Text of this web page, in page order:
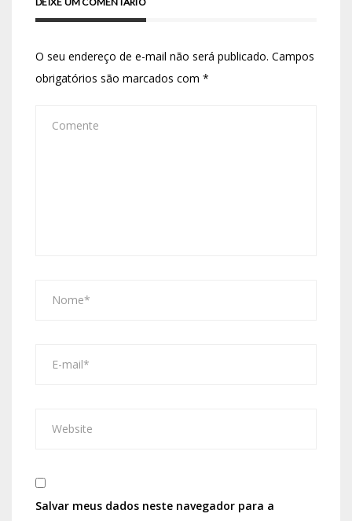
O seu endereço de e-mail não será publicado. Campos
obrigatórios são marcados com *
Salvar meus dados neste navegador para a